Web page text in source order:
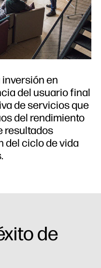
en
del usuario final
de servicios que
del rendimiento
resultados
del ciclo de vida
de